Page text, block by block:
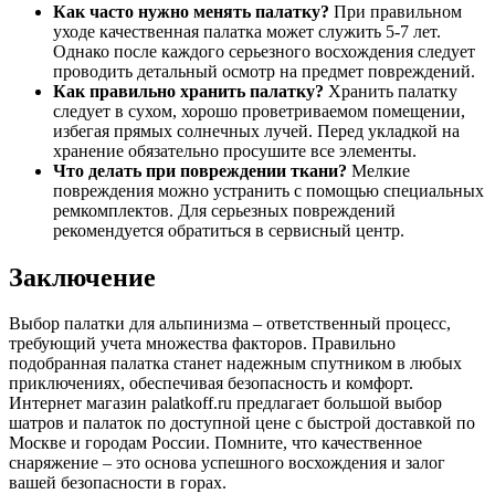
Как часто нужно менять палатку? При правильном
уходе качественная палатка может служить 5-7 лет.
Однако после каждого серьезного восхождения следует
проводить детальный осмотр на предмет повреждений.
Как правильно хранить палатку? Хранить палатку
следует в сухом, хорошо проветриваемом помещении,
избегая прямых солнечных лучей. Перед укладкой на
хранение обязательно просушите все элементы.
Что делать при повреждении ткани? Мелкие
повреждения можно устранить с помощью специальных
ремкомплектов. Для серьезных повреждений
рекомендуется обратиться в сервисный центр.
Заключение
Выбор палатки для альпинизма – ответственный процесс,
требующий учета множества факторов. Правильно
подобранная палатка станет надежным спутником в любых
приключениях, обеспечивая безопасность и комфорт.
Интернет магазин palatkoff.ru предлагает большой выбор
шатров и палаток по доступной цене с быстрой доставкой по
Москве и городам России. Помните, что качественное
снаряжение – это основа успешного восхождения и залог
вашей безопасности в горах.